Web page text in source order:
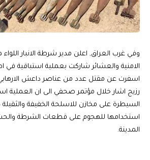
وفي غرب العراق, اعلن مدير شرطة الانبار اللواء
الامنية والعشائر شاركت بعملية استباقية في
اسفرت عن مقتل عدد من عناصر داعش
رزيج اشار خلال مؤتمر صحفي الى ان العملية
السيطرة على مخازن للاسلحة الخفيفة والثقيلة
استخدامها للهجوم على قطعات الشرطة
المدينة.